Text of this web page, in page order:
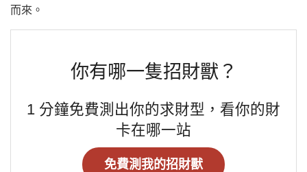
而來。
你有哪一隻招財獸？
1 分鐘免費測出你的求財型，看你的財
卡在哪一站
免費測我的招財獸